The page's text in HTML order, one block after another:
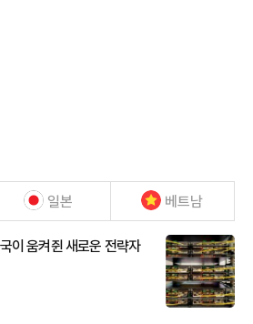
일본 베트남
이 움켜쥔 새로운 전략자